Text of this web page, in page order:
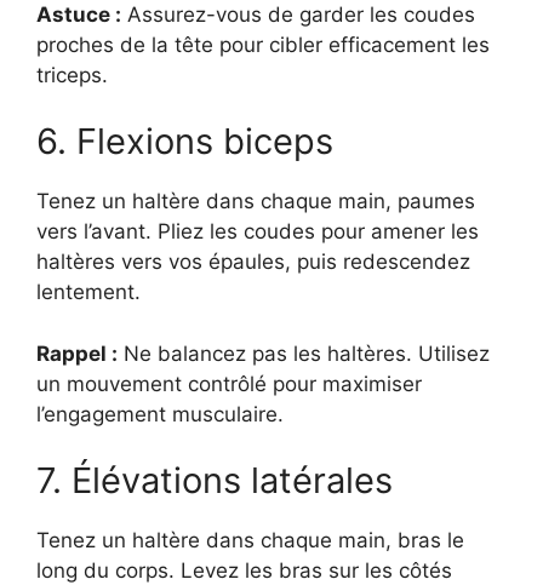
Astuce : Assurez-vous de garder les coudes
proches de la tête pour cibler efficacement les
triceps.
6. Flexions biceps
Tenez un haltère dans chaque main, paumes
vers l’avant. Pliez les coudes pour amener les
haltères vers vos épaules, puis redescendez
lentement.
Rappel : Ne balancez pas les haltères. Utilisez
un mouvement contrôlé pour maximiser
l’engagement musculaire.
7. Élévations latérales
Tenez un haltère dans chaque main, bras le
long du corps. Levez les bras sur les côtés